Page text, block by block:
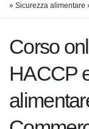
» Sicurezza alimentare
Corso
HACCP